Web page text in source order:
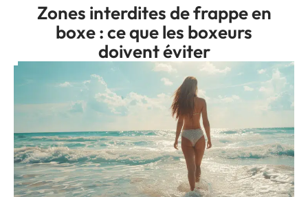
Zones interdites de frappe en
boxe : ce que les boxeurs
doivent éviter